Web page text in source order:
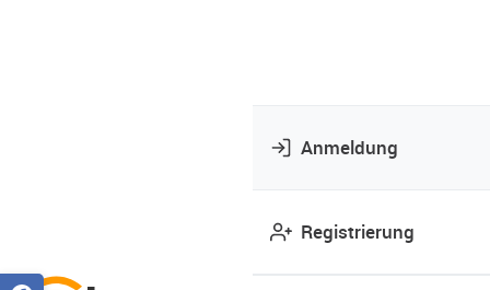
Anmeldung
Registrierung